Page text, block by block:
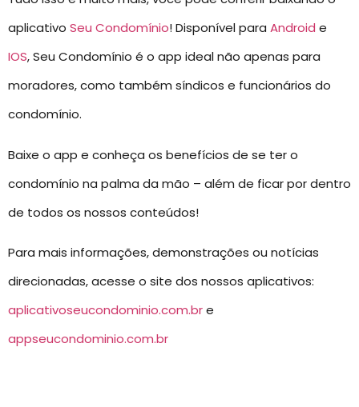
aplicativo Seu Condomínio! Disponível para Android e
IOS, Seu Condomínio é o app ideal não apenas para
moradores, como também síndicos e funcionários do
condomínio.
Baixe o app e conheça os benefícios de se ter o
condomínio na palma da mão – além de ficar por dentro
de todos os nossos conteúdos!
Para mais informações, demonstrações ou notícias
direcionadas, acesse o site dos nossos aplicativos:
aplicativoseucondominio.com.bre
appseucondominio.com.br